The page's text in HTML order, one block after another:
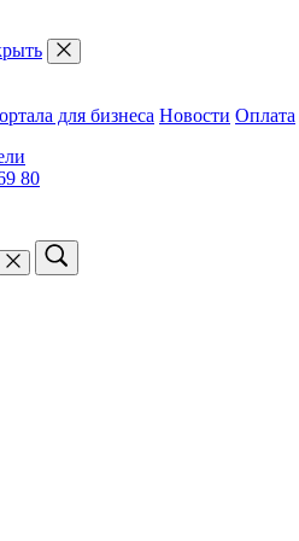
для бизнеса Новости Оплата
80